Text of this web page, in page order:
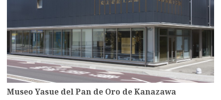
Museo Yasue del Pan de Oro de Kanazawa